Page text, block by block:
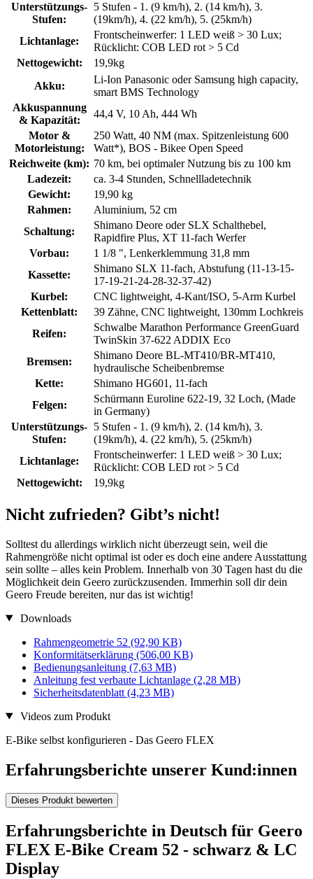
Unterstützungs-
Stufen:
5 Stufen - 1. (9 km/h), 2. (14 km/h), 3.
(19km/h), 4. (22 km/h), 5. (25km/h)
Lichtanlage:
Frontscheinwerfer: 1 LED weiß > 30 Lux;
Rücklicht: COB LED rot > 5 Cd
Nettogewicht:
19,9kg
Akku:
Li-Ion Panasonic oder Samsung high capacity,
smart BMS Technology
Akkuspannung
& Kapazität:
44,4 V, 10 Ah, 444 Wh
Motor &
Motorleistung:
250 Watt, 40 NM (max. Spitzenleistung 600
Watt*), BOS - Bikee Open Speed
Reichweite (km): 70 km, bei optimaler Nutzung bis zu 100 km
Ladezeit:
ca. 3-4 Stunden, Schnellladetechnik
Gewicht:
19,90 kg
Rahmen:
Aluminium, 52 cm
Schaltung:
Shimano Deore oder SLX Schalthebel,
Rapidfire Plus, XT 11-fach Werfer
Vorbau:
1 1/8 ", Lenkerklemmung 31,8 mm
Kassette:
Shimano SLX 11-fach, Abstufung (11-13-15-
17-19-21-24-28-32-37-42)
Kurbel:
CNC lightweight, 4-Kant/ISO, 5-Arm Kurbel
Kettenblatt:
39 Zähne, CNC lightweight, 130mm Lochkreis
Reifen:
Schwalbe Marathon Performance GreenGuard
TwinSkin 37-622 ADDIX Eco
Bremsen:
Shimano Deore BL-MT410/BR-MT410,
hydraulische Scheibenbremse
Kette:
Shimano HG601, 11-fach
Felgen:
Schürmann Euroline 622-19, 32 Loch, (Made
in Germany)
Unterstützungs-
Stufen:
5 Stufen - 1. (9 km/h), 2. (14 km/h), 3.
(19km/h), 4. (22 km/h), 5. (25km/h)
Lichtanlage:
Frontscheinwerfer: 1 LED weiß > 30 Lux;
Rücklicht: COB LED rot > 5 Cd
Nettogewicht:
19,9kg
Nicht zufrieden? Gibt’s nicht!
Solltest du allerdings wirklich nicht überzeugt sein, weil die
Rahmengröße nicht optimal ist oder es doch eine andere Ausstattung
sein sollte – alles kein Problem. Innerhalb von 30 Tagen hast du die
Möglichkeit dein Geero zurückzusenden. Immerhin soll dir dein
Geero Freude bereiten, nur das ist wichtig!
Downloads
Rahmengeometrie 52 (92,90 KB)
Konformitätserklärung (506,00 KB)
Bedienungsanleitung (7,63 MB)
Anleitung fest verbaute Lichtanlage (2,28 MB)
Sicherheitsdatenblatt (4,23 MB)
Videos zum Produkt
E-Bike selbst konfigurieren - Das Geero FLEX
Erfahrungsberichte unserer Kund:innen
Dieses Produkt bewerten
Erfahrungsberichte in Deutsch für Geero
FLEX E-Bike Cream 52 - schwarz & LC
Display